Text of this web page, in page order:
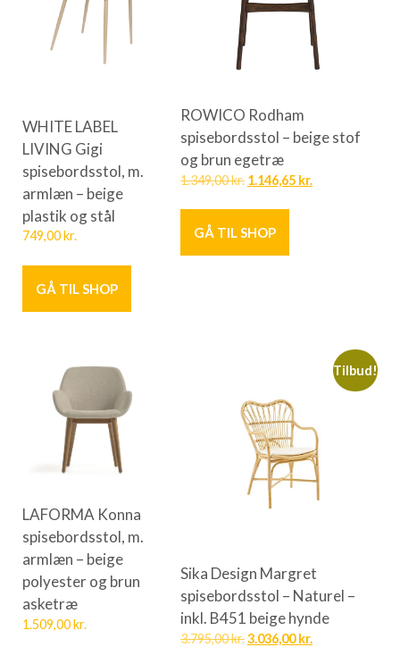
WHITE LABEL
LIVING Gigi
spisebordsstol, m.
armlæn – beige
plastik og stål
749,00kr.
GÅ TIL SHOP
ROWICO Rodham
spisebordsstol – beige stof
og brun egetræ
1.349,00kr. 1.146,65 kr.
GÅ TIL SHOP
LAFORMA Konna
spisebordsstol, m.
armlæn – beige
polyester og brun
asketræ
1.509,00kr.
Tilbud!
Sika Design Margret
spisebordsstol – Naturel –
inkl. B451 beige hynde
3.795,00kr.3.036,00kr.